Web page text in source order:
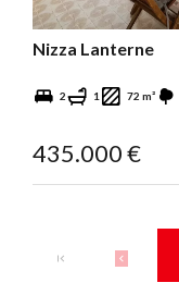
Nizza Lanterne
2 1 72 m²
435.000 €